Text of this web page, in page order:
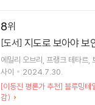
8
[도서] 지도로 보아야 보
에밀리 오브리 프랭크 테타르
사이
2024.7.30.
[이동진 평론가 추천] 블루밍테
감)